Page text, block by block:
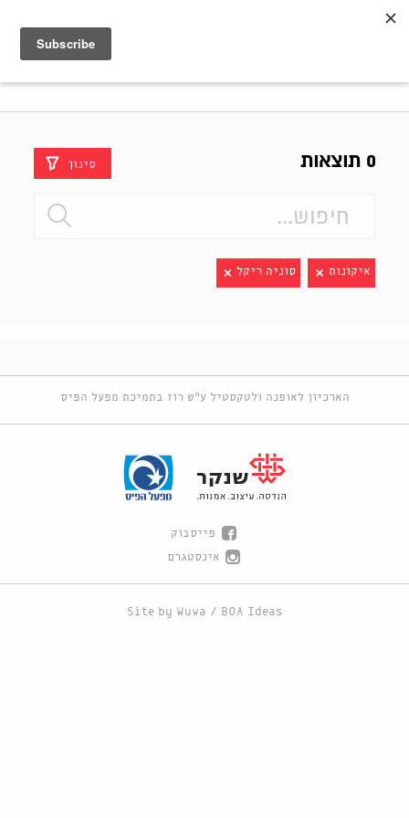
0 תוצאות סינון
איקונות סוניה ריקל
הארכיון לאופנה ולטקסטיל ע"ש רוז בתמיכת מפעל הפיס
פייסבוק
אינסטגרם
Site by Wuwa / BOA Ideas